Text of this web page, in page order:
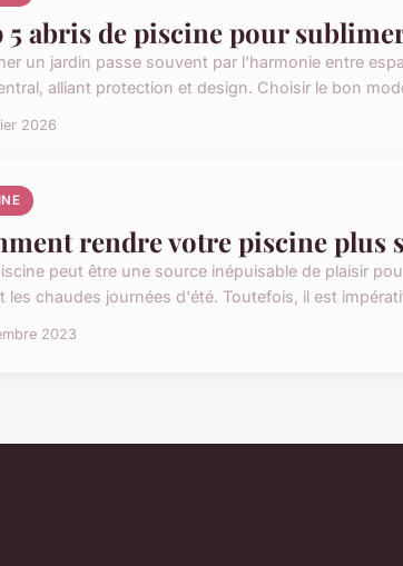
5 abris de piscine pour
un jardin passe souvent par l'harmonie entre
alliant protection et design. Choisir le bon
2026
rendre votre piscine plus
peut être une source inépuisable de plaisir
les chaudes journées d'été. Toutefois, il est
2023